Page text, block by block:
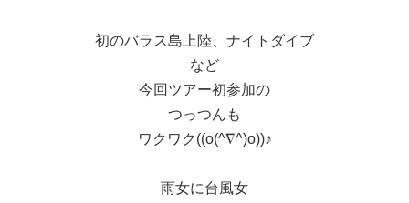
初のバラス島上陸、ナイトダイブ
など
今回ツアー初参加の
つっつんも
ワクワク((o(^∇^)o))♪
雨女に台風女